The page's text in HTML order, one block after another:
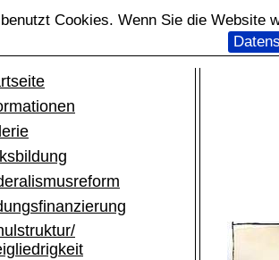
Cookies. Wenn Sie die Website